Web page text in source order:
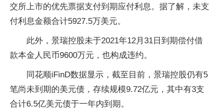
交所上市的优先票据支付到期应付利息。据了解，未支
付利息金额合计5927.5万美元。
此外，景瑞控股未于2021年12月31日到期偿付借
款本金人民币9600万元，也构成违约。
同花顺iFinD数据显示，截至目前，景瑞控股仍有5
笔尚未到期的美元债，存续规模9.72亿元，其中有3支
合计6.5亿美元债于一年内到期。